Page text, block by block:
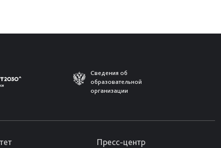
Сведения об
образовательной
организации
Пресс-центр